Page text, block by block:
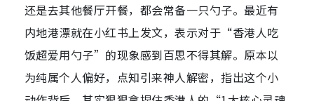
还是去其他餐厅开餐，都会常备一只勺子。最近有
内地港漂就在小红书上发文，表示对于“香港人吃
饭超爱用勺子”的现象感到百思不得其解。原本以
为纯属个人偏好，点知引来神人解密，指出这个小